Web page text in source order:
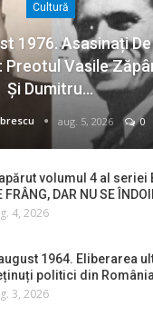
Cultură
1976. Asasinați De
Preotul Vasile
Și Dumitru…
aug. 5, 2026 0
volumul 4 al seriei
FRÂNG, DAR NU SE
4, 2026
1964. Eliberarea
politici din
3, 2026